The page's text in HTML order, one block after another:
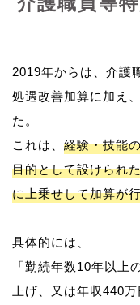
2019年からは、介護
処遇改善加算に加え
た。
これは、 経験・技能
目的として設けられ
に上乗せして加算が
具体的には、
「勤続年数10年以上
上げ、又は年収440